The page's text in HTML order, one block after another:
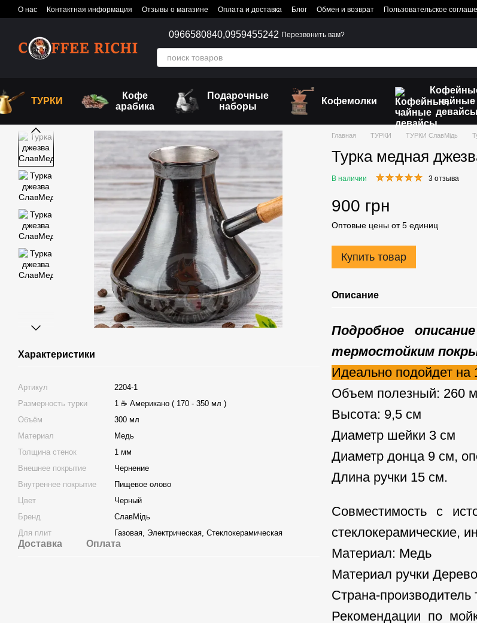
Перейти к основному контенту
О нас Контактная информация Отзывы о магазине Оплата и доставка Блог Обмен и возврат Пользовательское
0966580840,0959455242 Перезвонить вам?
ТУРКИ
Кофе
арабика
Подарочные
наборы
Кофемолки
чайные
девайсы
Характеристики
Артикул
2204-1
Размерность турки
1 ☕ Американо ( 170 - 350 мл )
Объём
300 мл
Материал
Медь
Толщина стенок
1 мм
Внешнее покрытие
Чернение
Внутреннее покрытие
Пищевое олово
Цвет
Черный
Бренд
СлавМідь
Для плит
Газовая, Электрическая, Стеклокерамическая
Доставка Оплата
Главная ТУРКИ ТУРКИ СлавМідь
Турка медная
В наличии 3 отзыва
900 грн
Оптовые цены от 5 единиц
Купить товар
Описание
Подробное
термостойким
Идеально подойдет
Объем полезный: 260
Высота: 9,5 см
Диаметр шейки 3 см
Диаметр донца 9 см,
Длина ручки 15 см.
Совместимость с
стеклокерамические,
Материал: Медь
Материал ручки Дерево
Страна-производитель
Рекомендации по